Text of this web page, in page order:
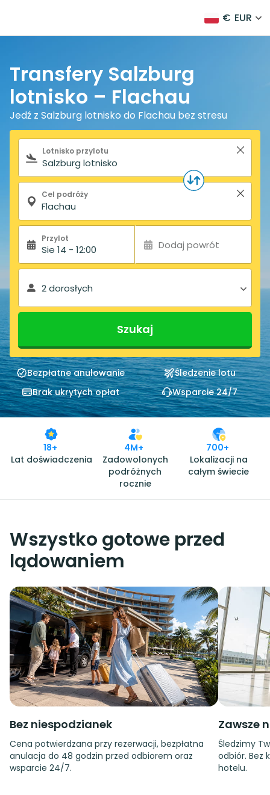
€ EUR
Transfery Salzburg
lotnisko – Flachau
Jedź z Salzburg lotnisko do Flachau bez stresu
Formularz wyszukiwania
Lotnisko przylotu
Cel podróży
Przylot
Sie 14 - 12:00 Dodaj powrót
2 dorosłych
Szukaj
Bezpłatne anulowanie
Śledzenie lotu
Brak ukrytych opłat
Wsparcie 24/7
18+
Lat doświadczenia
4M+
Zadowolonych
podróżnych
rocznie
700+
Lokalizacji na
całym świecie
Wszystko gotowe przed
lądowaniem
Bez niespodzianek
Cena potwierdzana przy rezerwacji, bezpłatna
anulacja do 48 godzin przed odbiorem oraz
wsparcie 24/7.
Zawsze
Śledzimy
odbiór. Bez
hotelu.